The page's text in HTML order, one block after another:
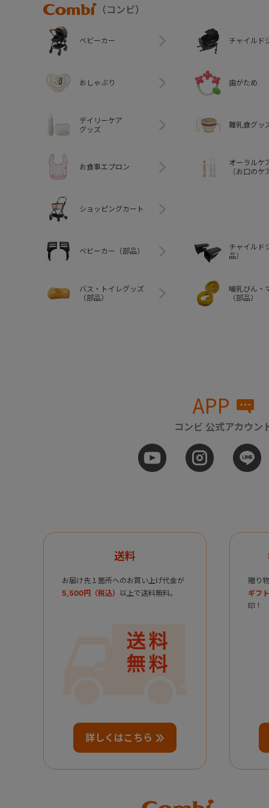
Combi
（コンビ）
ベビーカー チャイルド
おしゃぶり 歯がため
デイリーケア
グッズ
離乳食グッ
お食事エプロン
オーラルケ
（お口のケ
ショッピングカート
ベビーカー（部品）
チャイルド
品）
バス・トイレグッズ
（部品）
哺乳びん・
（部品）
APP
コンビ 公式アカウン
送料
お届け先１箇所へのお買い上げ代金が
5,500円（税込） 以上で送料無料。
詳しくはこちら
贈り
ギフ
印！
Combi